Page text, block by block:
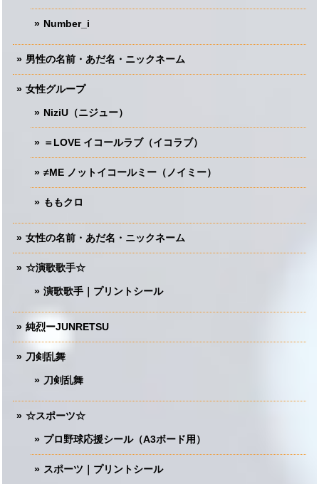
Number_i
男性の名前・あだ名・ニックネーム
女性グループ
NiziU（ニジュー）
＝LOVE イコールラブ（イコラブ）
≠ME ノットイコールミー（ノイミー）
ももクロ
女性の名前・あだ名・ニックネーム
☆演歌歌手☆
演歌歌手｜プリントシール
純烈ーJUNRETSU
刀剣乱舞
刀剣乱舞
☆スポーツ☆
プロ野球応援シール（A3ボード用）
スポーツ｜プリントシール